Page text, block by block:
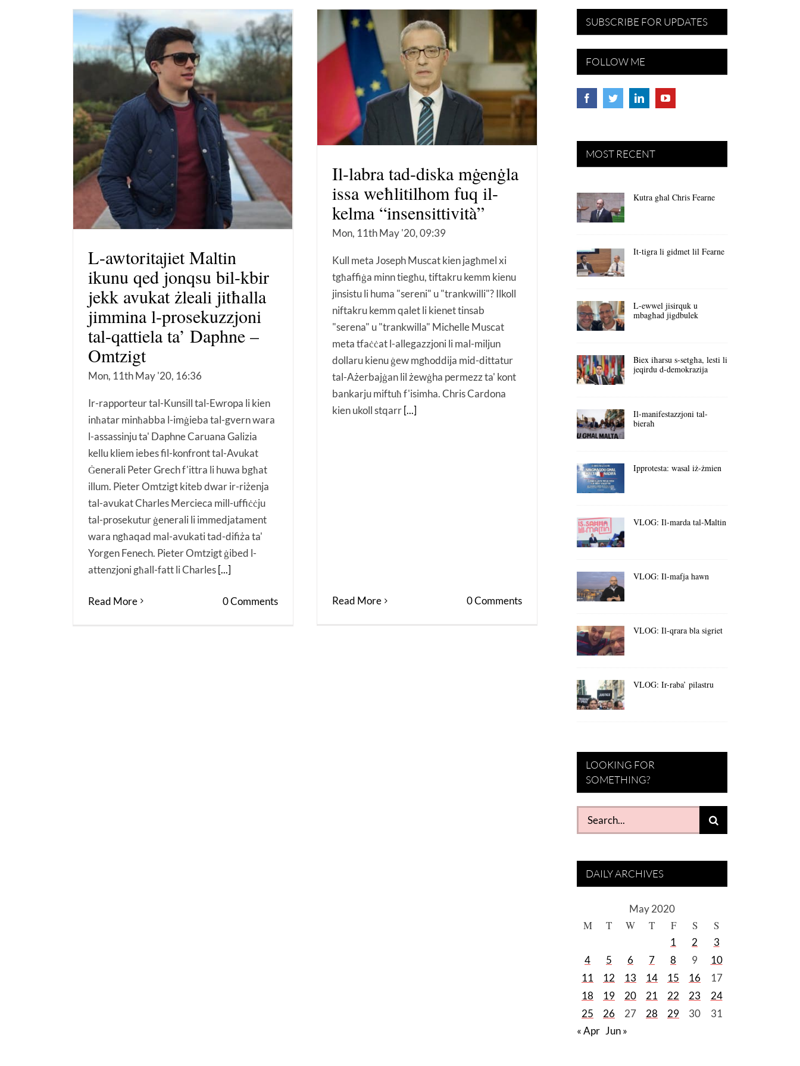
L-awtoritajiet Maltin
ikunu qed jonqsu bil-kbir
jekk avukat żleali jitħalla
jimmina l-prosekuzzjoni
tal-qattiela ta’ Daphne –
Omtzigt
Mon, 11th May '20, 16:36
Ir-rapporteur tal-Kunsill tal-Ewropa li kien
inħatar minħabba l-imġieba tal-gvern wara
l-assassinju ta' Daphne Caruana Galizia
kellu kliem iebes fil-konfront tal-Avukat
Ġenerali Peter Grech f'ittra li huwa bgħat
illum. Pieter Omtzigt kiteb dwar ir-riżenja
tal-avukat Charles Mercieca mill-uffiċċju
tal-prosekutur ġenerali li immedjatament
wara ngħaqad mal-avukati tad-difiża ta'
Yorgen Fenech. Pieter Omtzigt ġibed l-
attenzjoni għall-fatt li Charles[...]
Read More 0 Comments
Il-labra tad-diska mġenġla
issa weħlitilhom fuq il-
kelma “insensittività”
Mon, 11th May '20, 09:39
Kull meta Joseph Muscat kien jagħmel xi
tgħaffiġa minn tiegħu, tiftakru kemm kienu
jinsistu li huma "sereni" u "trankwilli"? Ilkoll
niftakru kemm qalet li kienet tinsab
"serena" u "trankwilla" Michelle Muscat
meta tfaċċat l-allegazzjoni li mal-miljun
dollaru kienu ġew mgħoddija mid-dittatur
tal-Ażerbajġan lil żewġha permezz ta' kont
bankarju miftuħ f'isimha. Chris Cardona
kien ukoll stqarr [...]
Read More 0 Comments
SUBSCRIBE FOR UPDATES
FOLLOW ME
MOST RECENT
Kutra għal Chris Fearne
It-tigra li gidmet lil Fearne
L-ewwel jisirquk u
mbagħad jigdbulek
Biex iħarsu s-setgħa, lesti li
jeqirdu d-demokrazija
Il-manifestazzjoni tal-
bieraħ
Ipprotesta: wasal iż-żmien
VLOG: Il-marda tal-Maltin
VLOG: Il-mafja hawn
VLOG: Il-qrara bla sigriet
VLOG: Ir-raba’ pilastru
LOOKING FOR
SOMETHING?
Search
for:
DAILY ARCHIVES
May 2020
M T W T F S S
1 2
3
4
5 6 7 8 9
10
11
12 13 14 15 16
17
18
19 20 21 22 23
24
25
26 27 28 29 30
31
« Apr Jun »